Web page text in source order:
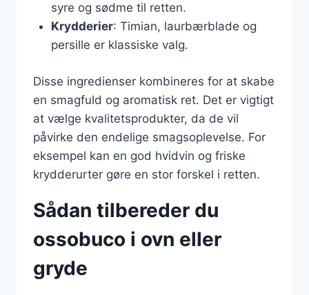
syre og sødme til retten.
Krydderier: Timian, laurbærblade og
persille er klassiske valg.
Disse ingredienser kombineres for at skabe
en smagfuld og aromatisk ret. Det er vigtigt
at vælge kvalitetsprodukter, da de vil
påvirke den endelige smagsoplevelse. For
eksempel kan en god hvidvin og friske
krydderurter gøre en stor forskel i retten.
Sådan tilbereder du
ossobuco i ovn eller
gryde